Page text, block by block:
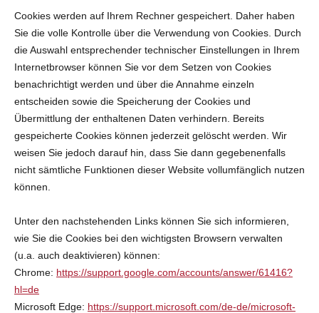
Cookies werden auf Ihrem Rechner gespeichert. Daher haben
Sie die volle Kontrolle über die Verwendung von Cookies. Durch
die Auswahl entsprechender technischer Einstellungen in Ihrem
Internetbrowser können Sie vor dem Setzen von Cookies
benachrichtigt werden und über die Annahme einzeln
entscheiden sowie die Speicherung der Cookies und
Übermittlung der enthaltenen Daten verhindern. Bereits
gespeicherte Cookies können jederzeit gelöscht werden. Wir
weisen Sie jedoch darauf hin, dass Sie dann gegebenenfalls
nicht sämtliche Funktionen dieser Website vollumfänglich nutzen
können.
Unter den nachstehenden Links können Sie sich informieren,
wie Sie die Cookies bei den wichtigsten Browsern verwalten
(u.a. auch deaktivieren) können:
Chrome: https://support.google.com/accounts/answer/61416?
hl=de
Microsoft Edge: https://support.microsoft.com/de-de/microsoft-